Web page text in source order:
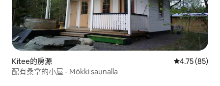
Kitee的房源 從 85 則評價
4.75 (85)
配有桑拿的小屋 - Mökki saunalla